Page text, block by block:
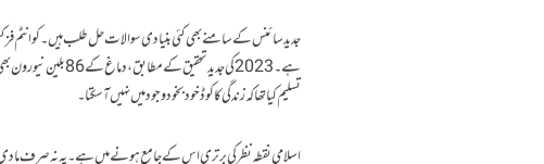
ہے۔ 2023 کی
تسلیم کیا تھا کہ زندگی کا کوڈ خود بخود وجود میں نہیں آ سکتا۔